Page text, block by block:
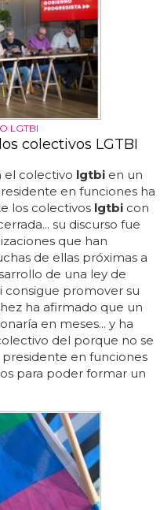
LGTBI
colectivos LGTBI
el colectivo lgtbi en un
en funciones ha
los colectivos lgtbi con
su discurso fue
que han
de ellas próximas a
de una ley de
consigue promover su
ha afirmado que un
en meses... y ha
del porque no se
en funciones
para poder formar un